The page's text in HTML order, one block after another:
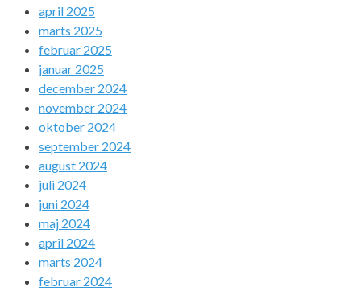
april 2025
marts 2025
februar 2025
januar 2025
december 2024
november 2024
oktober 2024
september 2024
august 2024
juli 2024
juni 2024
maj 2024
april 2024
marts 2024
februar 2024